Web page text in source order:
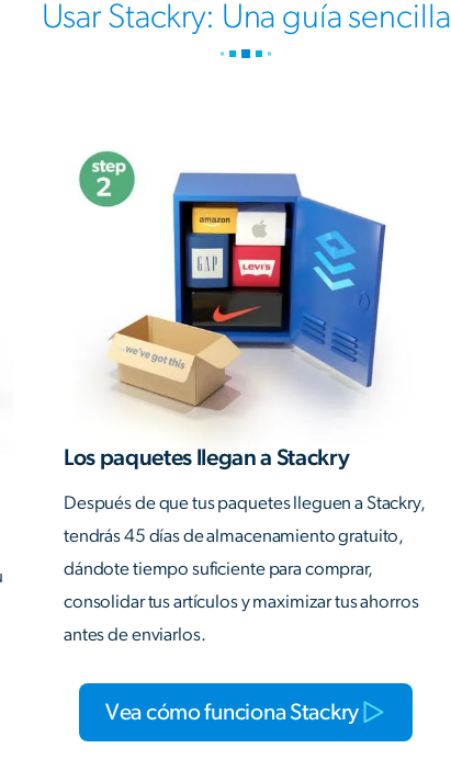
Usar Stackry: Una guía sencilla
Los paquetes llegan a Stackry
Después de que tus paquetes lleguen a Stackry,
tendrás 45 días de almacenamiento gratuito,
dándote tiempo suficiente para comprar,
consolidar tus artículos y maximizar tus ahorros
antes de enviarlos.
Vea cómo funciona Stackry